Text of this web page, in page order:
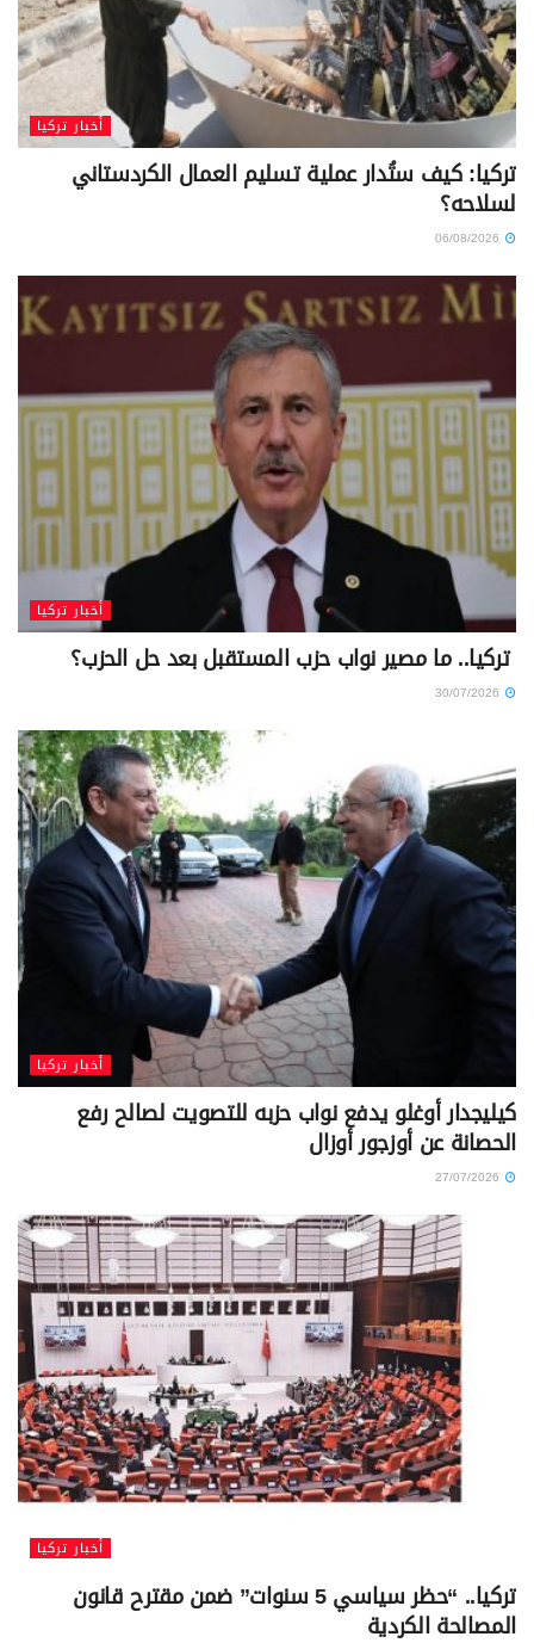
أخبار تركيا
تركيا: كيف ستُدار عملية تسليم العمال الكردستاني
لسلاحه؟
أخبار تركيا
تركيا.. ما مصير نواب حزب المستقبل بعد حل الحزب؟
أخبار تركيا
كيليجدار أوغلو يدفع نواب حزبه للتصويت لصالح رفع
الحصانة عن أوزجور أوزال
أخبار تركيا
تركيا.. “حظر سياسي 5 سنوات” ضمن مقترح قانون
المصالحة الكردية